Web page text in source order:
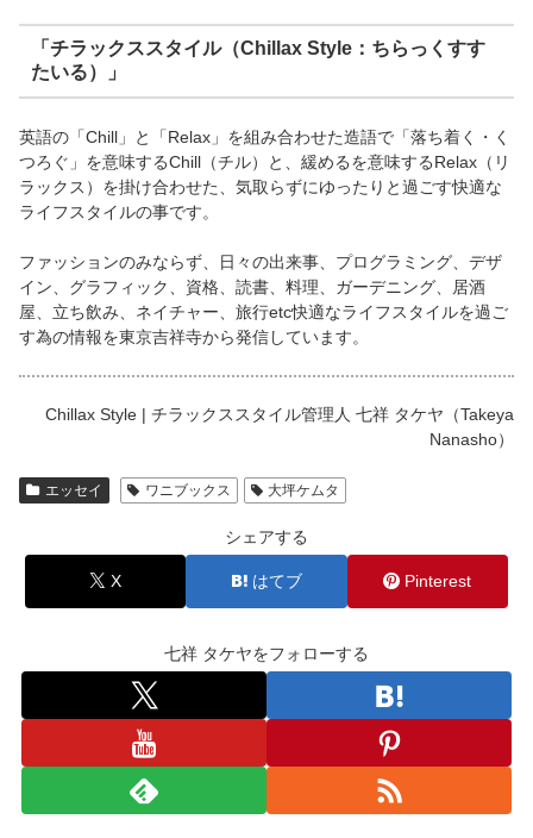
「チラックススタイル（Chillax Style：ちらっくすす
たいる）」
英語の「Chill」と「Relax」を組み合わせた造語で「落ち着く・く
つろぐ」を意味するChill（チル）と、緩めるを意味するRelax（リ
ラックス）を掛け合わせた、気取らずにゆったりと過ごす快適な
ライフスタイルの事です。
ファッションのみならず、日々の出来事、プログラミング、デザ
イン、グラフィック、資格、読書、料理、ガーデニング、居酒
屋、立ち飲み、ネイチャー、旅行etc快適なライフスタイルを過ご
す為の情報を東京吉祥寺から発信しています。
Chillax Style | チラックススタイル管理人 七祥 タケヤ（Takeya
Nanasho）
エッセイ ワニブックス 大坪ケムタ
シェアする
X はてブ Pinterest
七祥 タケヤをフォローする